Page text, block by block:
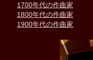
1700年代の作曲家
1800年代の作曲家
1900年代の作曲家